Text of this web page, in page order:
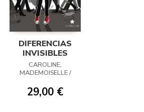
DIFERENCIAS
INVISIBLES
CAROLINE,
MADEMOISELLE /
29,00 €